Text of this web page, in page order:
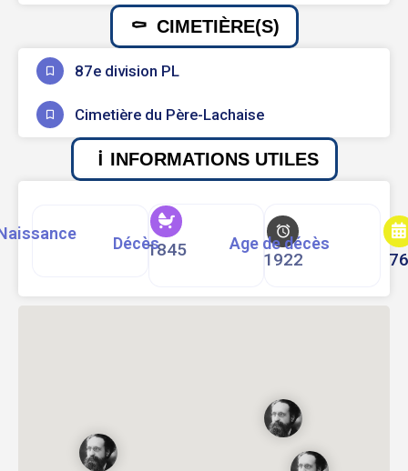
CIMETIÈRE(S)
87e division PL
Cimetière du Père-Lachaise
INFORMATIONS UTILES
1845
Décès
1922
Age de décès